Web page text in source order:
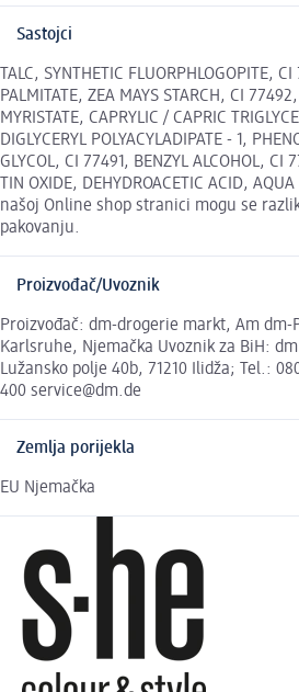
Sastojci
TALC, SYNTHETIC FLUORPHLOGOPITE,
PALMITATE, ZEA MAYS STARCH, CI
MYRISTATE, CAPRYLIC / CAPRIC
DIGLYCERYL POLYACYLADIPATE - 1,
GLYCOL, CI 77491, BENZYL ALCOHOL, CI
TIN OXIDE, DEHYDROACETIC ACID,
našoj Online shop stranici mogu se
pakovanju.
Proizvođač/Uvoznik
Proizvođač: dm-drogerie markt, Am dm-
Karlsruhe, Njemačka Uvoznik za BiH:
Lužansko polje 40b, 71210 Ilidža; Tel.:
400 service@dm.de
Zemlja porijekla
EU Njemačka